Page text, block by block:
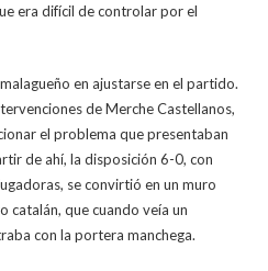
era difícil de controlar por el
en ajustarse en el partido.
de Merche Castellanos,
el problema que presentaban
de ahí, la disposición 6-0, con
se convirtió en un muro
catalán, que cuando veía un
con la portera manchega.